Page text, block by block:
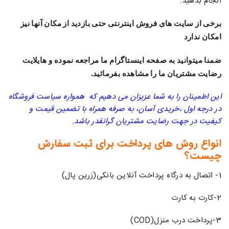
برخی از سایت های فروش اینترنتی حتی بازدید از مکان آنها نیز
امکان ندارد
ضمنا میتوانید به صفحه اینستاگرام ما مراجعه نموده و هایلایت
رضایت مشتریان ما را مشاهده بفرمائید.
این اطمینان را به شما عزیزان می دهیم که همواره سیاست فروشگاه
در درجه اول ،خریدی آسان، به صرفه همراه با تضمین قیمت و
کیفیت در جهت رضایت مشتریان گرانقدر باشد.
انواع روش های پرداخت برای ثبت سفارش
چیست؟
1- اتصال به درگاه پرداخت آنلاین بانکی(زرین پال)
2-کارت به کارت
3-پرداخت درب منزل(COD)